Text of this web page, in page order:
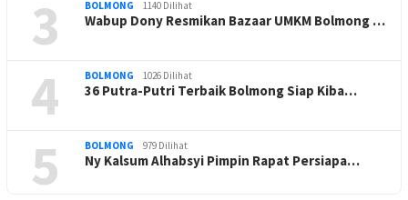
3 BOLMONG 1140 Dilihat
Wabup Dony Resmikan Bazaar UMKM Bolmong …
4 BOLMONG 1026 Dilihat
36 Putra-Putri Terbaik Bolmong Siap Kiba…
5 BOLMONG 979 Dilihat
Ny Kalsum Alhabsyi Pimpin Rapat Persiapa…